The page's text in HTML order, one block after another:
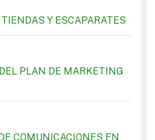
Y ESCAPARATES
PLAN DE MARKETING
COMUNICACIONES EN